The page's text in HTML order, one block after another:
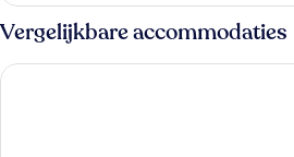
Vergelijkbare accommodaties
Palazzo Salgar